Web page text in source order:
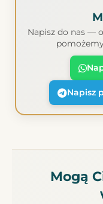
Napisz do nas —
Napisz
Mogą